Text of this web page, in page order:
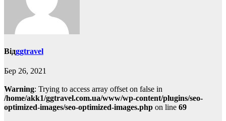
Відggtravel
Бер 26, 2021
Warning: Trying to access array offset on false in
/home/akk1/ggtravel.com.ua/www/wp-content/plugins/seo-
optimized-images/seo-optimized-images.php on line 69